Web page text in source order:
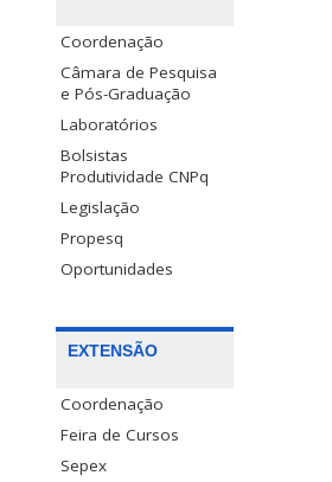
Coordenação
Câmara de Pesquisa
e Pós-Graduação
Laboratórios
Bolsistas
Produtividade CNPq
Legislação
Propesq
Oportunidades
EXTENSÃO
Coordenação
Feira de Cursos
Sepex